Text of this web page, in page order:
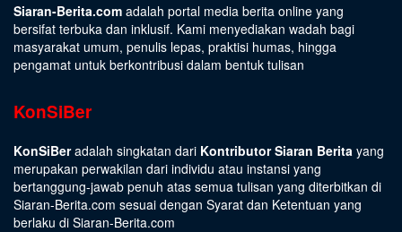
Siaran-Berita.com adalah portal media berita online yang
bersifat terbuka dan inklusif. Kami menyediakan wadah bagi
masyarakat umum, penulis lepas, praktisi humas, hingga
pengamat untuk berkontribusi dalam bentuk tulisan
KonSiBer
KonSiBeradalah singkatan dari Kontributor Siaran Berita yang
merupakan perwakilan dari individu atau instansi yang
bertanggung-jawab penuh atas semua tulisan yang diterbitkan di
Siaran-Berita.com sesuai dengan Syarat dan Ketentuan yang
berlaku di Siaran-Berita.com